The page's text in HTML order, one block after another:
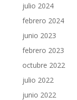
julio 2024
febrero 2024
junio 2023
febrero 2023
octubre 2022
julio 2022
junio 2022